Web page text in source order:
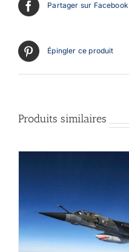
Partager sur Facebook
Épingler ce produit
Produits similaires